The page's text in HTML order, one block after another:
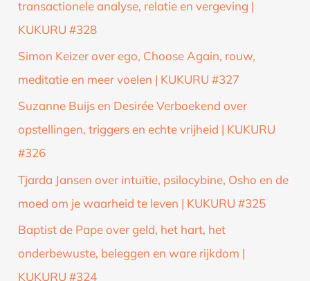
transactionele analyse, relatie en vergeving |
KUKURU #328
Simon Keizer over ego, Choose Again, rouw,
meditatie en meer voelen | KUKURU #327
Suzanne Buijs en Desirée Verboekend over
opstellingen, triggers en echte vrijheid | KUKURU
#326
Tjarda Jansen over intuïtie, psilocybine, Osho en de
moed om je waarheid te leven | KUKURU #325
Baptist de Pape over geld, het hart, het
onderbewuste, beleggen en ware rijkdom |
KUKURU #324